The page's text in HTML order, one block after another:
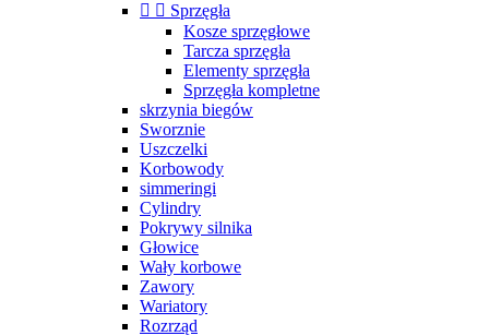
  Sprzęgła
Kosze sprzęgłowe
Tarcza sprzęgła
Elementy sprzęgła
Sprzęgła kompletne
skrzynia biegów
Sworznie
Uszczelki
Korbowody
simmeringi
Cylindry
Pokrywy silnika
Głowice
Wały korbowe
Zawory
Wariatory
Rozrząd